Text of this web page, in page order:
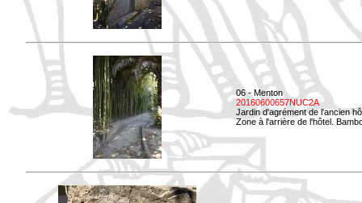
06 - Menton
20160600657NUC2A
Jardin d'agrément de l'ancien
Zone à l'arrière de l'hôtel.